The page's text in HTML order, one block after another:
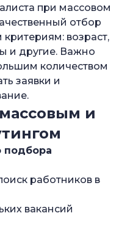
при массовом
отбор
возраст,
и другие. Важно
количеством
заявки и
и
подбора
работников в
вакансий